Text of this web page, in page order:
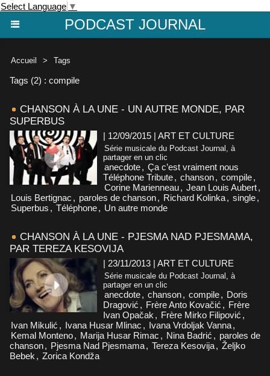
Select Language ▼
PODCAST JOURNAL
Accueil > Tags
Tags (2) : compile
CHANSON À LA UNE - UN AUTRE MONDE, PAR
SUPERBUS
| 12/09/2015 | ART ET CULTURE
Série musicale du Podcast Journal, à
partager en un clic
anecdote, Ça c’est vraiment nous
Téléphone Tribute, chanson, compile,
Corine Marienneau, Jean Louis Aubert,
Louis Bertignac , paroles de chanson, Richard Kolinka, single,
Superbus , Téléphone, Un autre monde
CHANSON À LA UNE - PJESMA NAD PJESMAMA,
PAR TEREZA KESOVIJA
| 23/11/2013 | ART ET CULTURE
Série musicale du Podcast Journal, à
partager en un clic
anecdote, chanson, compile, Doris
Dragović , Frère Anto Kovačić , Frère
Ivan Opačak , Frère Mirko Filipović ,
Ivan Mikulić , Ivana Husar Mlinac , Ivana Vrdoljak Vanna,
Kemal Monteno, Marija Husar Rimac , Nina Badrić , paroles de
chanson, Pjesma Nad Pjesmama, Tereza Kesovija, Željko
Bebek , Zorica Kondža